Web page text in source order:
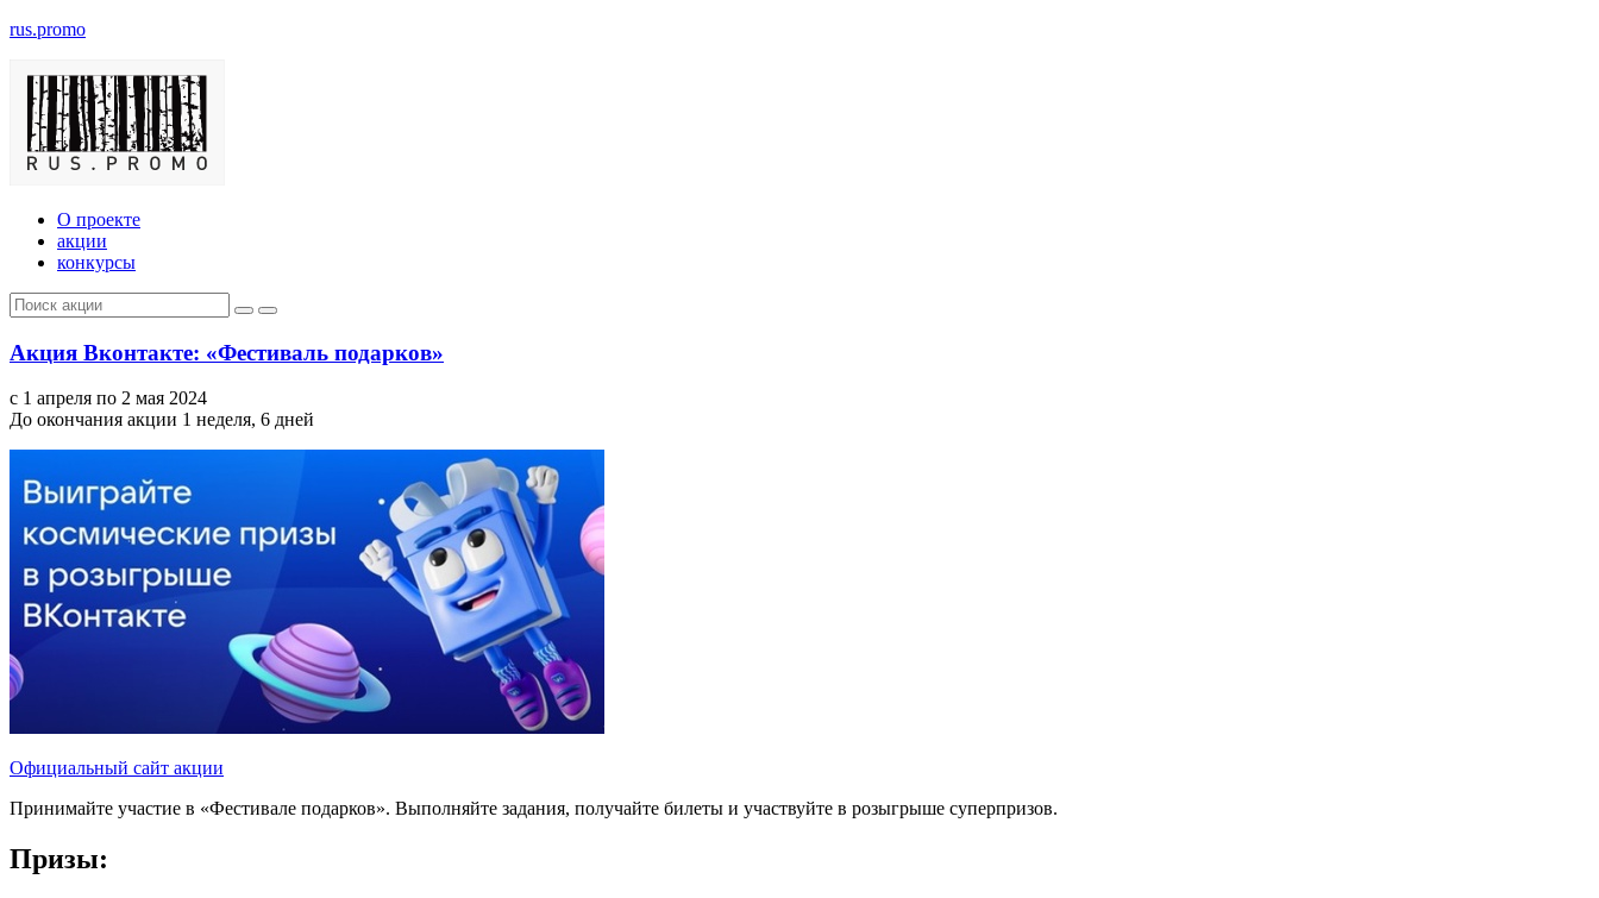
rus.promo
О проекте
акции
конкурсы
Акция Вконтакте: «Фестиваль подарков»
с 1 апреля по 2 мая 2024
До окончания акции 1 неделя, 6 дней
Официальный сайт акции
Принимайте участие в «Фестивале подарков». Выполняйте задания, получайте билеты и участвуйте в розыгрыше суперпризов.
Призы: